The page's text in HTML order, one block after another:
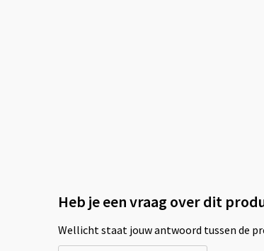
Heb je een vraag over dit
Wellicht staat jouw antwoord tussen de